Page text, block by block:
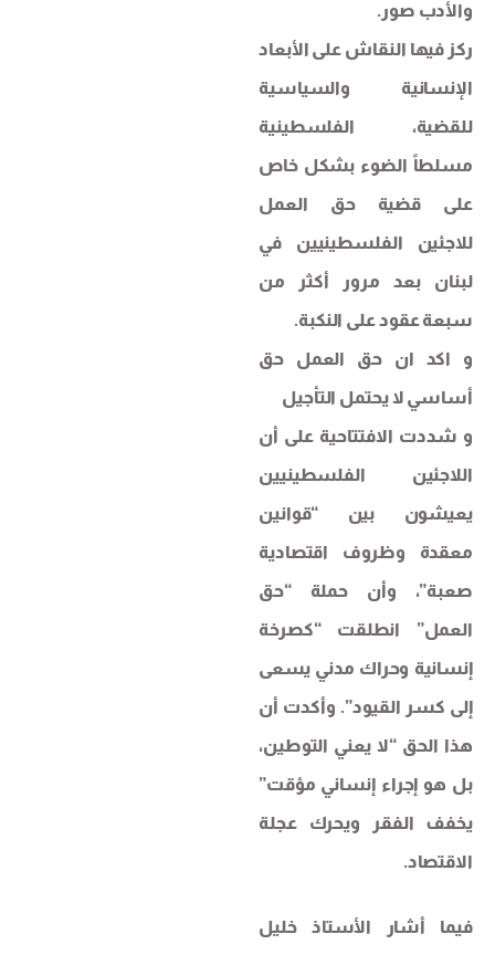
والأدب صور.
​ركز فيها النقاش على الأبعاد
الإنسانية والسياسية
للقضية، الفلسطينية
مسلطاً الضوء بشكل خاص
على قضية حق العمل
للاجئين الفلسطينيين في
لبنان بعد مرور أكثر من
سبعة عقود على النكبة.
​و اكد ان حق العمل حق
أساسي لا يحتمل التأجيل
​و شددت الافتتاحية على أن
اللاجئين الفلسطينيين
يعيشون بين “قوانين
معقدة وظروف اقتصادية
صعبة”، وأن حملة “حق
العمل” انطلقت “كصرخة
إنسانية وحراك مدني يسعى
إلى كسر القيود”. وأكدت أن
هذا الحق “لا يعني التوطين،
بل هو إجراء إنساني مؤقت”
يخفف الفقر ويحرك عجلة
الاقتصاد.
​فيما أشار الأستاذ خليل